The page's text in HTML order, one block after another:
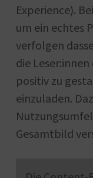
Experience).
um ein echtes
verfolgen
die
positiv zu
einzuladen.
Gesamtbild